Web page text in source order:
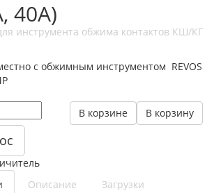
40А)
с обжимным инструментом REVOS
В корзину
В корзине
Описание
Загрузки